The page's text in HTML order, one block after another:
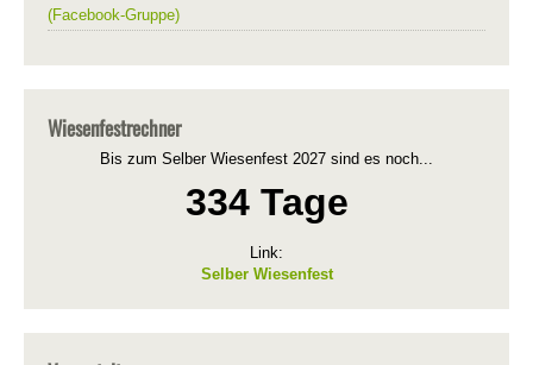
(Facebook-Gruppe)
Wiesenfestrechner
Bis zum Selber Wiesenfest 2027 sind es noch...
334 Tage
Link:
Selber Wiesenfest